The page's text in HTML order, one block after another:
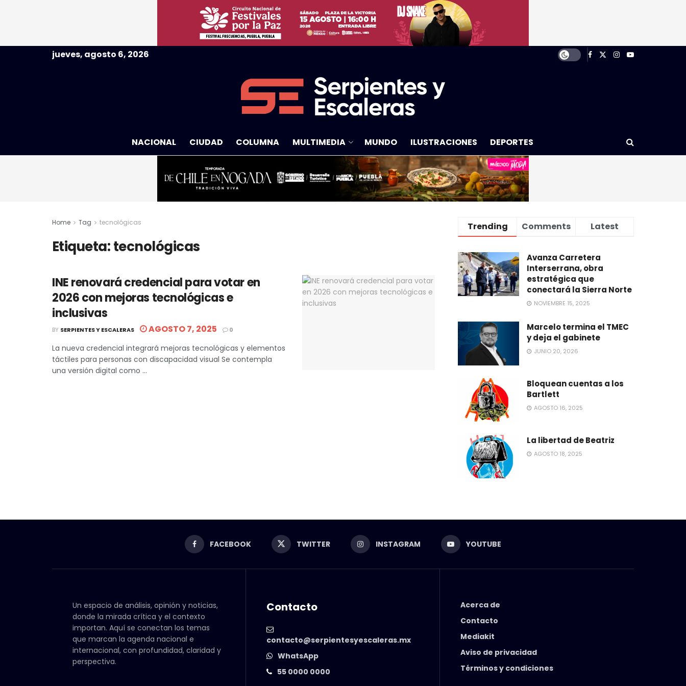
jueves, agosto 6, 2026
NACIONAL CIUDAD COLUMNA MULTIMEDIA MUNDO ILUSTRACIONES DEPORTES
Home Tag tecnológicas
Etiqueta:tecnológicas
INE renovará credencial para votar en
2026 con mejoras tecnológicas e
inclusivas
BY SERPIENTES Y ESCALERAS AGOSTO 7, 2025 0
La nueva credencial integrará mejoras tecnológicas y elementos
táctiles para personas con discapacidad visual Se contempla
una versión digital como ...
Trending Comments Latest
Avanza Carretera
Interserrana, obra
estratégica que
conectará la Sierra Norte
NOVIEMBRE 15, 2025
Marcelo termina el TMEC
y deja el gabinete
JUNIO 20, 2026
Bloquean cuentas a los
Bartlett
AGOSTO 16, 2025
La libertad de Beatriz
AGOSTO 18, 2025
FACEBOOK TWITTER INSTAGRAM YOUTUBE
Un espacio de análisis, opinión y noticias,
donde la mirada crítica y el contexto
importan. Aquí se conectan los temas
que marcan la agenda nacional e
internacional, con profundidad, claridad y
perspectiva.
Contacto
contacto@serpientesyescaleras.mx
WhatsApp
55 0000 0000
Acerca de
Contacto
Mediakit
Aviso de privacidad
Términos y condiciones